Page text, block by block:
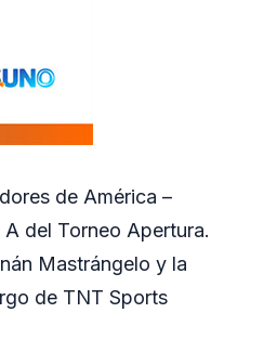
de América –
del Torneo Apertura.
Mastrángelo y la
de TNT Sports